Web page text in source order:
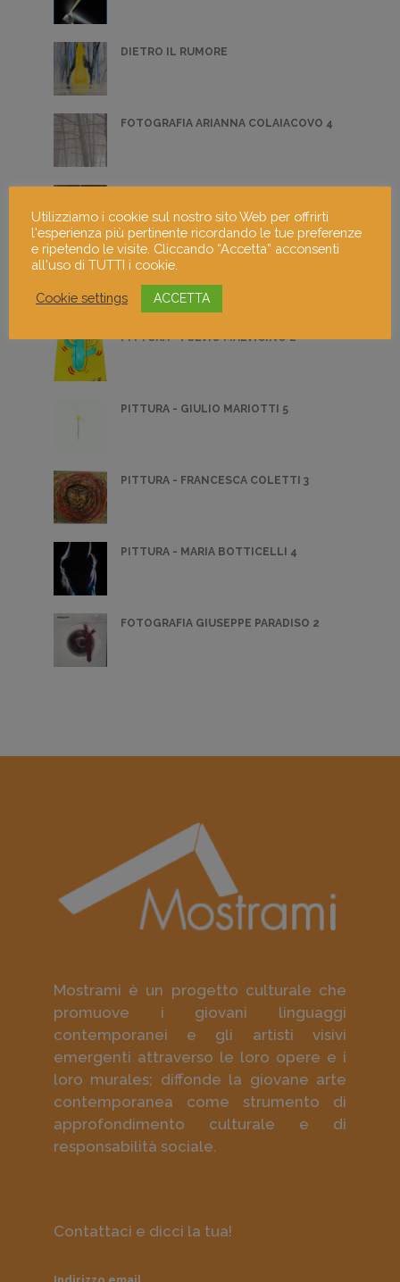
DIETRO IL RUMORE
FOTOGRAFIA ARIANNA COLAIACOVO 4
PITTURA - LIDIA BORELLA 5
PITTURA - FULVIO MALVICINO 2
PITTURA - GIULIO MARIOTTI 5
PITTURA - FRANCESCA COLETTI 3
PITTURA - MARIA BOTTICELLI 4
FOTOGRAFIA GIUSEPPE PARADISO 2
Mostrami è un progetto culturale che
promuove i giovani linguaggi
contemporanei e gli artisti visivi
emergenti attraverso le loro opere e i
loro murales; diffonde la giovane arte
contemporanea come strumento di
approfondimento culturale e di
responsabilità sociale.
Contattaci e dicci la tua!
Utilizziamo i cookie sul nostro sito Web per offrirti
l'esperienza più pertinente ricordando le tue preferenze
e ripetendo le visite. Cliccando “Accetta” acconsenti
all'uso di TUTTI i cookie.
Cookie settings ACCETTA